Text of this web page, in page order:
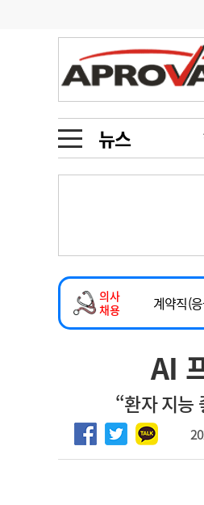
뉴스
메디인포
오피니언
인물
동영상뉴스
메디 Hospital
인포메이션
의사
채용
2026년
마취통
계약직(
하반기
2026년
마취통증
AI
“환자 지능